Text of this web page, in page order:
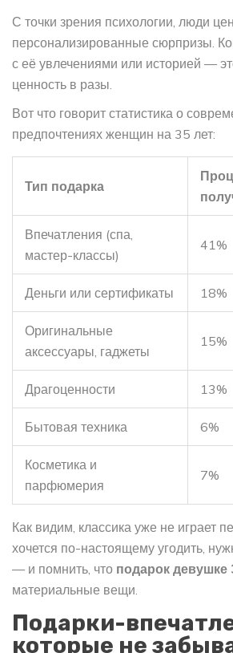
С точки зрения психологии, люди
персонализированные сюрпризы.
с её увлечениями или историей —
ценность в разы.
Вот что говорит статистика о
предпочтениях женщин на 35 лет:
Тип подарка
Впечатления (спа,
мастер-классы)
41%
Деньги или сертификаты 18%
Оригинальные
аксессуары, гаджеты
15%
Драгоценности 13%
Бытовая техника 6%
Косметика и
парфюмерия
7%
Как видим, классика уже не играет
хочется по-настоящему угодить,
— и помнить, что подарок девушке
материальные вещи.
Подарки-
которые не